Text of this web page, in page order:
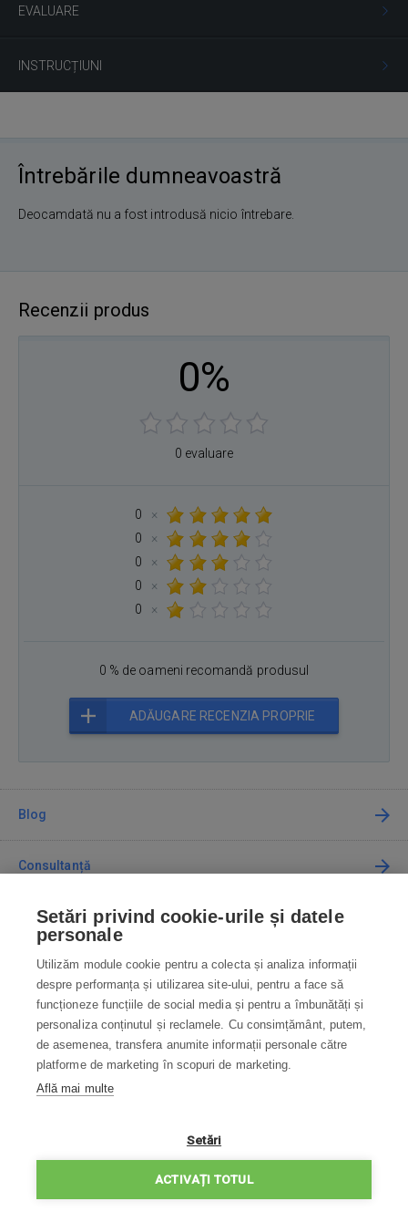
EVALUARE
INSTRUCȚIUNI
Întrebările dumneavoastră
Deocamdată nu a fost introdusă nicio întrebare.
Recenzii produs
0%
0 evaluare
0
×
0
×
0
×
0
×
0
×
0 % de oameni recomandă produsul
ADĂUGARE RECENZIA PROPRIE
Blog
Consultanță
Cum cumpăr
Contact
Contactați-ne
info@robotworld.ro
031 22 97 010
POLITICA DE CONFIDENȚIALITATE
Setări privind cookie-urile și datele
personale
Utilizăm module cookie pentru a colecta și analiza informații
despre performanța și utilizarea site-ului, pentru a face să
funcționeze funcțiile de social media și pentru a îmbunătăți și
personaliza conținutul și reclamele. Cu consimțământ, putem,
de asemenea, transfera anumite informații personale către
platforme de marketing în scopuri de marketing.
Află mai multe
Setări
ACTIVAȚI TOTUL